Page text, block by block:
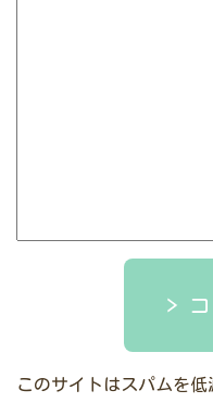
このサイトはスパムを